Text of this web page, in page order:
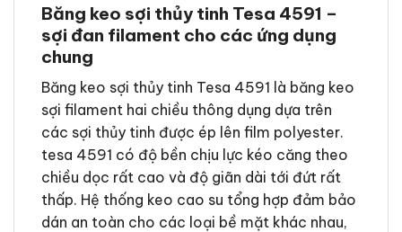
Băng keo sợi thủy tinh Tesa 4591 –
sợi đan filament cho các ứng dụng
chung
Băng keo sợi thủy tinh Tesa 4591 là băng keo
sợi filament hai chiều thông dụng dựa trên
các sợi thủy tinh được ép lên film polyester.
tesa 4591 có độ bền chịu lực kéo căng theo
chiều dọc rất cao và độ giãn dài tới đứt rất
thấp. Hệ thống keo cao su tổng hợp đảm bảo
dán an toàn cho các loại bề mặt khác nhau,